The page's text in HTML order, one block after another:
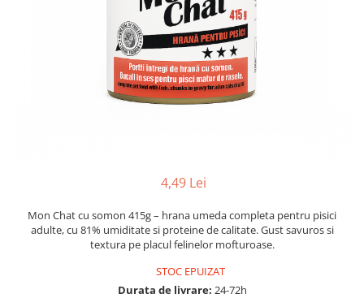
4,49 Lei
Mon Chat cu somon 415g – hrana umeda completa pentru pisici
adulte, cu 81% umiditate si proteine de calitate. Gust savuros si
textura pe placul felinelor mofturoase.
STOC EPUIZAT
Durata de livrare: 24-72h